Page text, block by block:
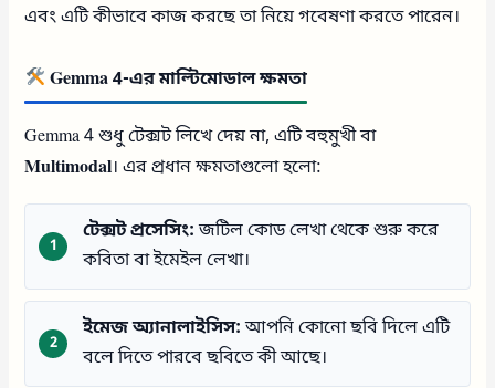
এবং এটি কীভাবে কাজ করছে তা নিয়ে গবেষণা করতে পারেন।
Gemma 4-এর মাল্টিমোডাল ক্ষমতা
Gemma 4 শুধু টেক্সট লিখে দেয় না, এটি বহুমুখী বা
Multimodal। এর প্রধান ক্ষমতাগুলো হলো:
টেক্সট প্রসেসিং:জটিল কোড লেখা থেকে শুরু করে
কবিতা বা ইমেইল লেখা।
ইমেজ অ্যানালাইসিস:আপনি কোনো ছবি দিলে এটি
বলে দিতে পারবে ছবিতে কী আছে।